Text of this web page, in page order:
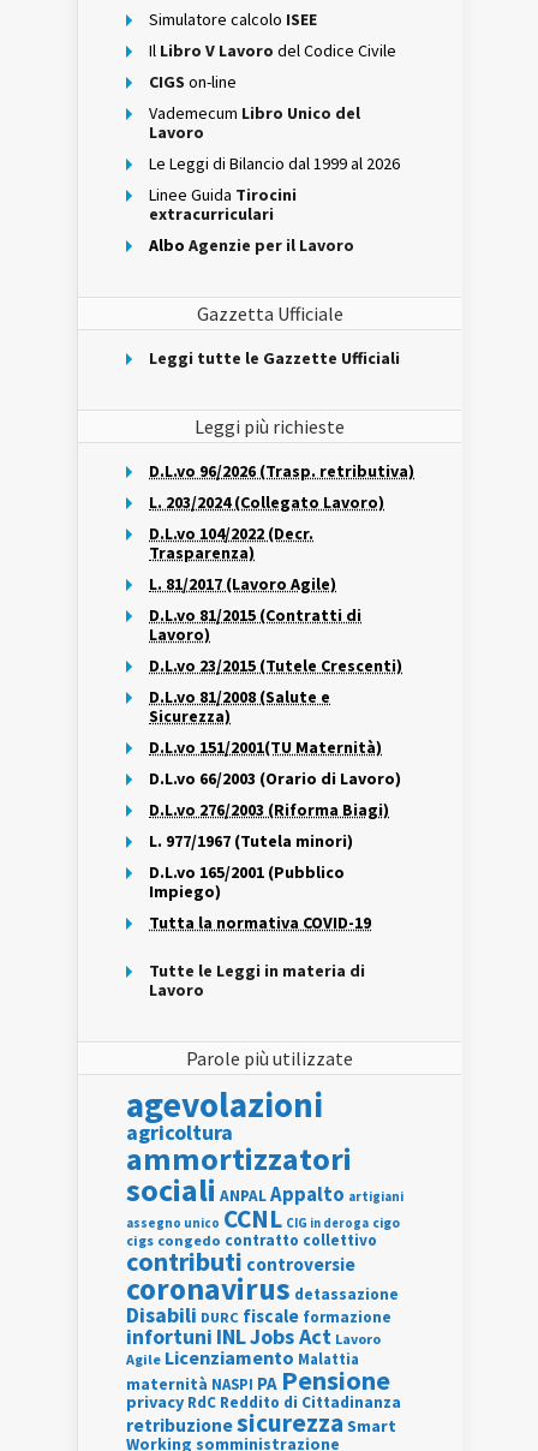
Simulatore calcolo ISEE
Il Libro V Lavoro del Codice Civile
CIGS on-line
Vademecum Libro Unico del
Lavoro
Le Leggi di Bilancio dal 1999 al 2026
Linee Guida Tirocini
extracurriculari
Albo Agenzie per il Lavoro
Gazzetta Ufficiale
Leggi tutte le Gazzette Ufficiali
Leggi più richieste
D.L.vo 96/2026 (Trasp. retributiva)
L. 203/2024 (Collegato Lavoro)
D.L.vo 104/2022 (Decr.
Trasparenza)
L. 81/2017 (Lavoro Agile)
D.L.vo 81/2015 (Contratti di
Lavoro)
D.L.vo 23/2015 (Tutele Crescenti)
D.L.vo 81/2008 (Salute e
Sicurezza)
D.L.vo 151/2001(TU Maternità)
D.L.vo 66/2003 (Orario di Lavoro)
D.L.vo 276/2003 (Riforma Biagi)
L. 977/1967 (Tutela minori)
D.L.vo 165/2001 (Pubblico
Impiego)
Tutta la normativa COVID-19
Tutte le Leggi in materia di
Lavoro
Parole più utilizzate
agevolazioni
agricoltura
ammortizzatori
sociali ANPALAppalto artigiani
assegno unico CCNL CIG in deroga cigo
cigs congedo contratto collettivo
contributi controversie
coronavirus detassazione
Disabili DURC fiscale formazione
infortuni INLJobs Act Lavoro
Agile Licenziamento Malattia
maternità NASPI PA Pensione
privacy RdC Reddito di Cittadinanza
retribuzionesicurezza Smart
Working somministrazione